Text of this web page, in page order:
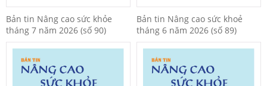
Bản tin Nâng cao sức khỏe
tháng 7 năm 2026 (số 90)
Bản tin Nâng cao sức khoẻ
tháng 6 năm 2026 (số 89)